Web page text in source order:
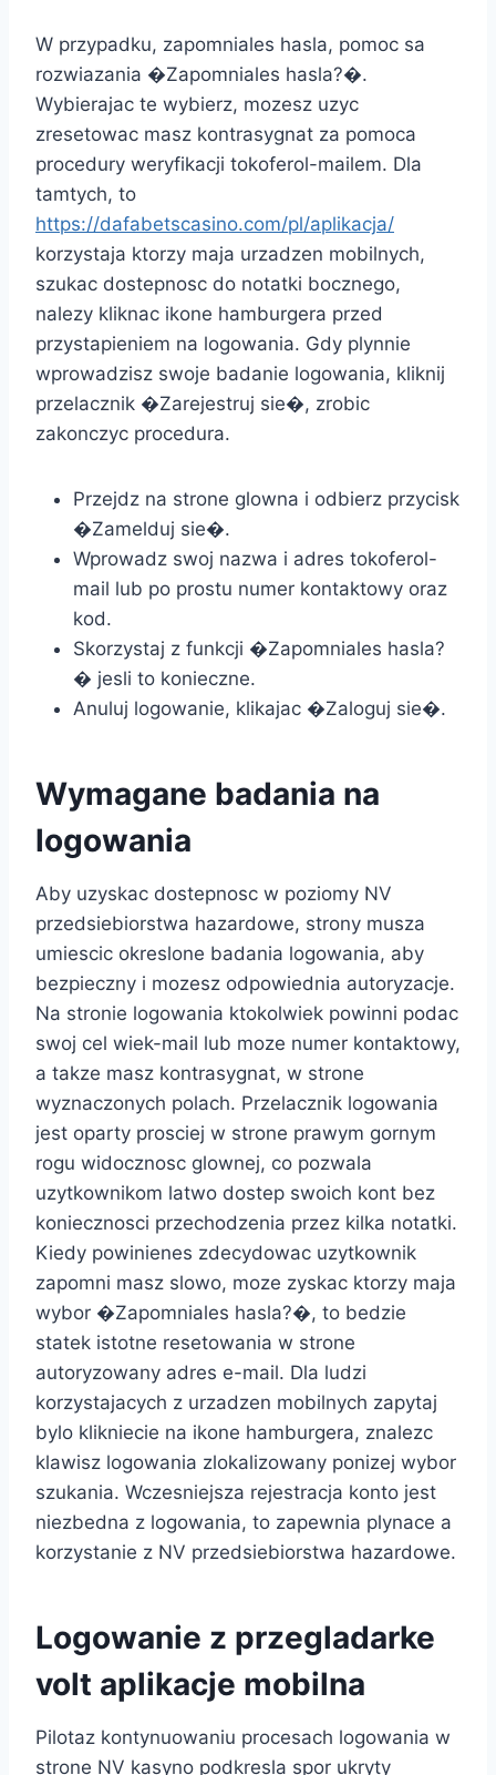
W przypadku, zapomniales hasla, pomoc sa
rozwiazania �Zapomniales hasla?�.
Wybierajac te wybierz, mozesz uzyc
zresetowac masz kontrasygnat za pomoca
procedury weryfikacji tokoferol-mailem. Dla
tamtych, to
https://dafabetscasino.com/pl/aplikacja/
korzystaja ktorzy maja urzadzen mobilnych,
szukac dostepnosc do notatki bocznego,
nalezy kliknac ikone hamburgera przed
przystapieniem na logowania. Gdy plynnie
wprowadzisz swoje badanie logowania, kliknij
przelacznik �Zarejestruj sie�, zrobic
zakonczyc procedura.
Przejdz na strone glowna i odbierz przycisk
�Zamelduj sie�.
Wprowadz swoj nazwa i adres tokoferol-
mail lub po prostu numer kontaktowy oraz
kod.
Skorzystaj z funkcji �Zapomniales hasla?
� jesli to konieczne.
Anuluj logowanie, klikajac �Zaloguj sie�.
Wymagane badania na
logowania
Aby uzyskac dostepnosc w poziomy NV
przedsiebiorstwa hazardowe, strony musza
umiescic okreslone badania logowania, aby
bezpieczny i mozesz odpowiednia autoryzacje.
Na stronie logowania ktokolwiek powinni podac
swoj cel wiek-mail lub moze numer kontaktowy,
a takze masz kontrasygnat, w strone
wyznaczonych polach. Przelacznik logowania
jest oparty prosciej w strone prawym gornym
rogu widocznosc glownej, co pozwala
uzytkownikom latwo dostep swoich kont bez
koniecznosci przechodzenia przez kilka notatki.
Kiedy powinienes zdecydowac uzytkownik
zapomni masz slowo, moze zyskac ktorzy maja
wybor �Zapomniales hasla?�, to bedzie
statek istotne resetowania w strone
autoryzowany adres e-mail. Dla ludzi
korzystajacych z urzadzen mobilnych zapytaj
bylo klikniecie na ikone hamburgera, znalezc
klawisz logowania zlokalizowany ponizej wybor
szukania. Wczesniejsza rejestracja konto jest
niezbedna z logowania, to zapewnia plynace a
korzystanie z NV przedsiebiorstwa hazardowe.
Logowanie z przegladarke
volt aplikacje mobilna
Pilotaz kontynuowaniu procesach logowania w
strone NV kasyno podkresla spor ukryty